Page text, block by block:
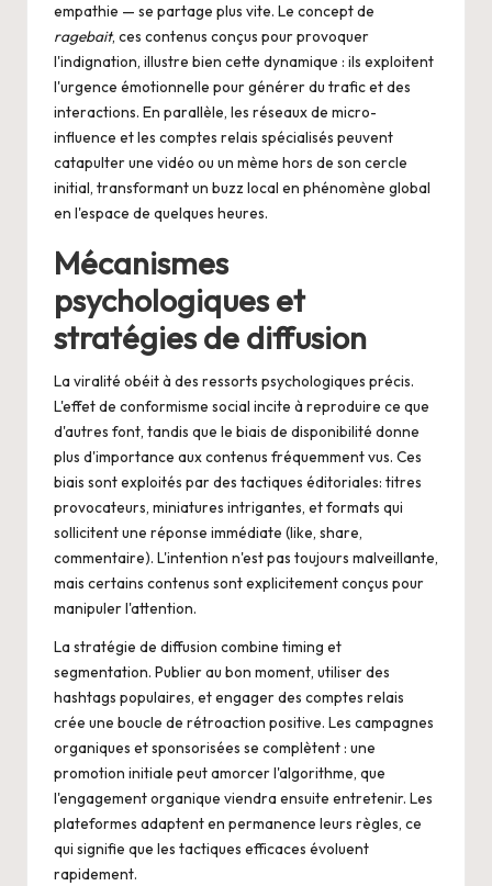
empathie — se partage plus vite. Le concept de
ragebait, ces contenus conçus pour provoquer
l'indignation, illustre bien cette dynamique : ils exploitent
l'urgence émotionnelle pour générer du trafic et des
interactions. En parallèle, les réseaux de micro-
influence et les comptes relais spécialisés peuvent
catapulter une vidéo ou un mème hors de son cercle
initial, transformant un buzz local en phénomène global
en l'espace de quelques heures.
Mécanismes
psychologiques et
stratégies de diffusion
La viralité obéit à des ressorts psychologiques précis.
L'effet de conformisme social incite à reproduire ce que
d'autres font, tandis que le biais de disponibilité donne
plus d'importance aux contenus fréquemment vus. Ces
biais sont exploités par des tactiques éditoriales: titres
provocateurs, miniatures intrigantes, et formats qui
sollicitent une réponse immédiate (like, share,
commentaire). L'intention n'est pas toujours malveillante,
mais certains contenus sont explicitement conçus pour
manipuler l'attention.
La stratégie de diffusion combine timing et
segmentation. Publier au bon moment, utiliser des
hashtags populaires, et engager des comptes relais
crée une boucle de rétroaction positive. Les campagnes
organiques et sponsorisées se complètent : une
promotion initiale peut amorcer l'algorithme, que
l'engagement organique viendra ensuite entretenir. Les
plateformes adaptent en permanence leurs règles, ce
qui signifie que les tactiques efficaces évoluent
rapidement.